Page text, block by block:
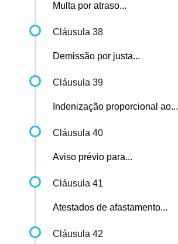
Multa por atraso...
Cláusula 38
Demissão por justa...
Cláusula 39
Indenização proporcional ao...
Cláusula 40
Aviso prévio para...
Cláusula 41
Atestados de afastamento...
Cláusula 42